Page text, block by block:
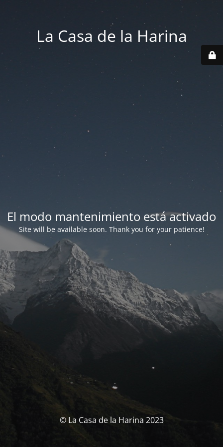
La Casa de la Harina
El modo mantenimiento está activado
Site will be available soon. Thank you for your patience!
© La Casa de la Harina 2023